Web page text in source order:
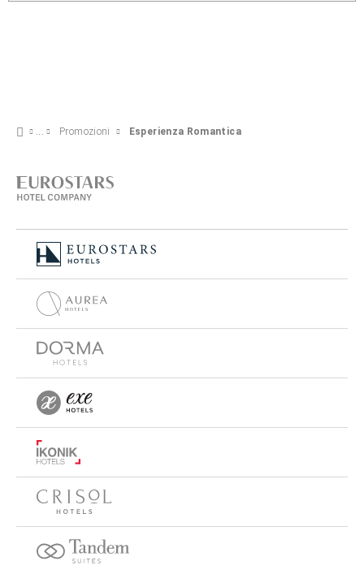
Promozioni Esperienza Romantica